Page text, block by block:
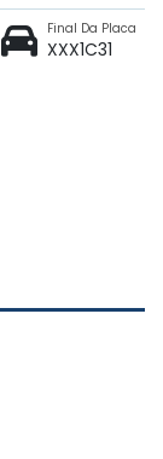
Final Da Placa
XXX1C31